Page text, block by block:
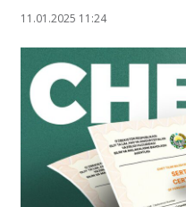
11.01.2025 11:24